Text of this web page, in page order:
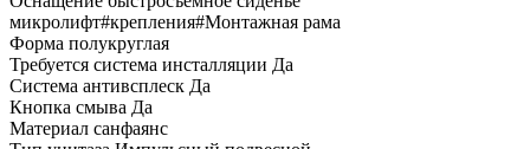
микролифт#крепления#Монтажная рама
Форма полукруглая
Требуется система инсталляции Да
Система антивсплеск Да
Кнопка смыва Да
Материал санфаянс